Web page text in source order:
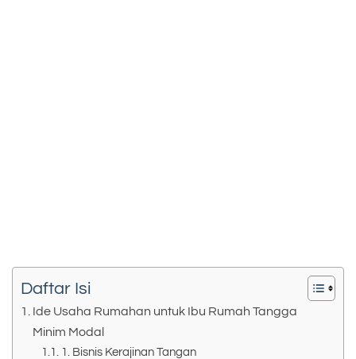
Daftar Isi
Ide Usaha Rumahan untuk Ibu Rumah Tangga
Minim Modal
1. Bisnis Kerajinan Tangan